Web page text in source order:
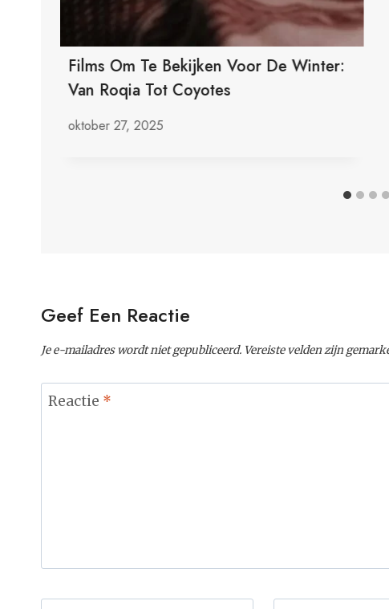
Films Om Te Bekijken Voor De Winter:
Van Roqia Tot Coyotes
oktober 27, 2025
Geef Een Reactie
Je e-mailadres wordt niet gepubliceerd. Vereiste velden zijn
Reactie *